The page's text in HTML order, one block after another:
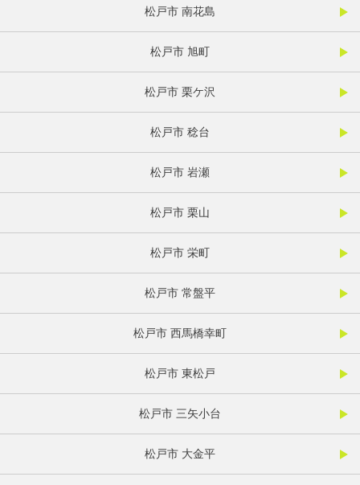
松戸市 南花島
松戸市 旭町
松戸市 栗ケ沢
松戸市 稔台
松戸市 岩瀬
松戸市 栗山
松戸市 栄町
松戸市 常盤平
松戸市 西馬橋幸町
松戸市 東松戸
松戸市 三矢小台
松戸市 大金平